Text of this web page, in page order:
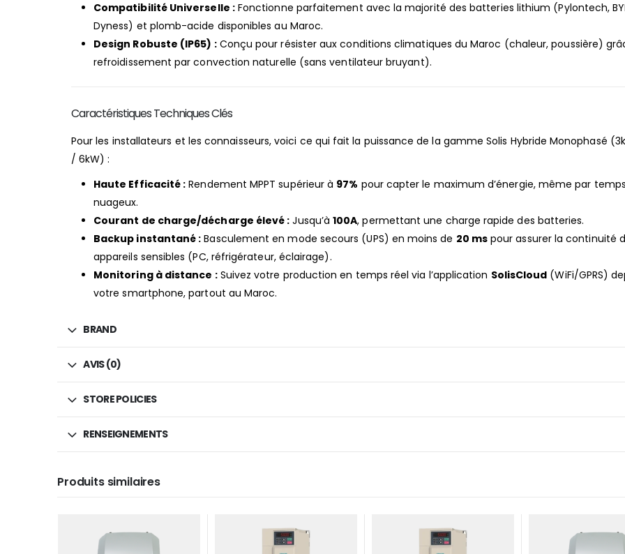
Compatibilité Universelle :Fonctionne parfaitement avec la majorité des batteries lithium (Pylontech,
Dyness) et plomb-acide disponibles au Maroc.
Design Robuste (IP65) :Conçu pour résister aux conditions climatiques du Maroc (chaleur, poussière)
refroidissement par convection naturelle (sans ventilateur bruyant).
Caractéristiques Techniques Clés
Pour les installateurs et les connaisseurs, voici ce qui fait la puissance de la gamme Solis Hybride Monophasé
/ 6kW) :
Haute Efficacité : Rendement MPPT supérieur à 97% pour capter le maximum d’énergie, même par
nuageux.
Courant de charge/décharge élevé : Jusqu’à100A, permettant une charge rapide des batteries.
Backup instantané : Basculement en mode secours (UPS) en moins de 20 ms pour assurer la continuité
appareils sensibles (PC, réfrigérateur, éclairage).
Monitoring à distance :Suivez votre production en temps réel via l’application SolisCloud (WiFi/GPRS)
votre smartphone, partout au Maroc.
BRAND
AVIS (0)
STORE POLICIES
RENSEIGNEMENTS
Produits similaires